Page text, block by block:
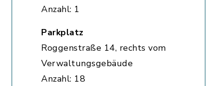
Anzahl: 1
Parkplatz
Roggenstraße 14, rechts vom
Verwaltungsgebäude
Anzahl: 18